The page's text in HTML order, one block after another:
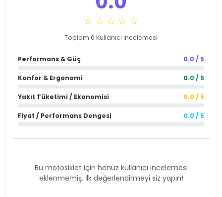
☆ ☆ ☆ ☆ ☆
Toplam 0 Kullanıcı İncelemesi
Performans & Güç 0.0 / 5
Konfor & Ergonomi 0.0 / 5
Yakıt Tüketimi / Ekonomisi 0.0 / 5
Fiyat / Performans Dengesi 0.0 / 5
Bu motosiklet için henüz kullanıcı incelemesi
eklenmemiş. İlk değerlendirmeyi siz yapın!